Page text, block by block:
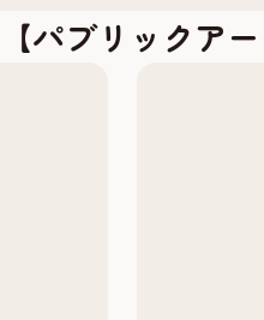
【パブリックア